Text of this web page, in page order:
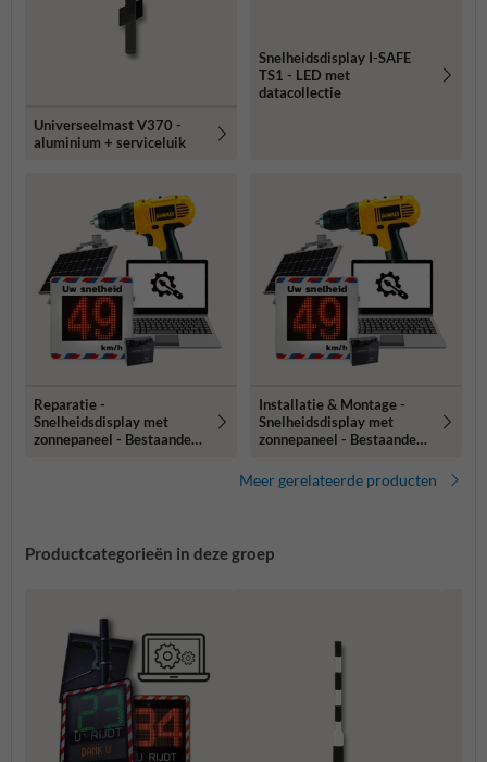
Universeelmast V370 -
aluminium + serviceluik
Snelheidsdisplay I-SAFE
TS1 - LED met
datacollectie
Reparatie -
Snelheidsdisplay met
zonnepaneel - Bestaande
Installatie & Montage -
Snelheidsdisplay met
zonnepaneel - Bestaande
Meer gerelateerde producten
Productcategorieën in deze groep